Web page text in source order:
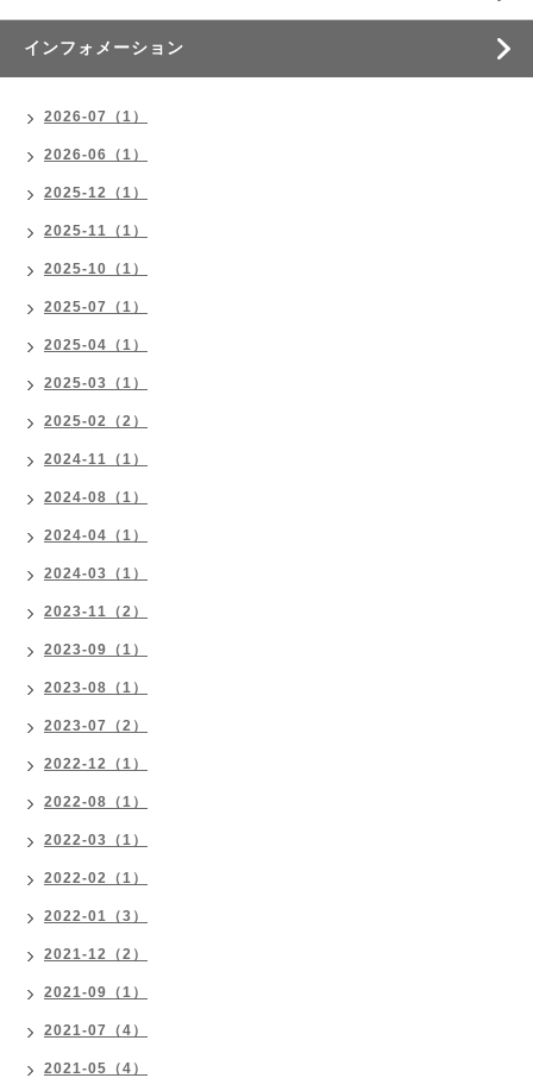
インフォメーション
2026-07（1）
2026-06（1）
2025-12（1）
2025-11（1）
2025-10（1）
2025-07（1）
2025-04（1）
2025-03（1）
2025-02（2）
2024-11（1）
2024-08（1）
2024-04（1）
2024-03（1）
2023-11（2）
2023-09（1）
2023-08（1）
2023-07（2）
2022-12（1）
2022-08（1）
2022-03（1）
2022-02（1）
2022-01（3）
2021-12（2）
2021-09（1）
2021-07（4）
2021-05（4）